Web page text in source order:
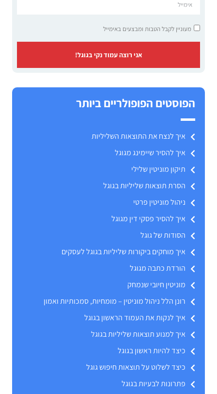
מעוניין לקבל הטבות ומבצעים באימייל
אני רוצה עמוד נקי בגוגל!
הפוסטים הפופולריים ביותר
איך לנצח את התוצאות השליליות
איך להסיר שיימינג מגוגל
תיקון מוניטין שלילי
הסרת תוצאות שליליות בגוגל
ניהול מוניטין פרטי
איך להסיר פסקי דין מגוגל
הסודות של גוגל
איך מוחקים ביקורות שליליות בגוגל לעסקים
הורדת כתבה מגוגל
מוניטין חיובי שנמחק
רונן הלל ניהול מוניטין – מומחיות, סמכותיות ואמון
איך לנקות את העמוד הראשון בגוגל
איך למנוע תוצאות שליליות בגוגל
כיצד להיות ראשון בגוגל
כיצד לשלוט על תוצאות חיפוש גוגל
פתרונות לבעיות בגוגל